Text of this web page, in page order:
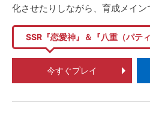
化させたりしながら、育成メイン
SSR『恋愛神』＆『八重（パテ
今すぐプレイ